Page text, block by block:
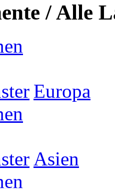
/ Alle
Europa
Asien